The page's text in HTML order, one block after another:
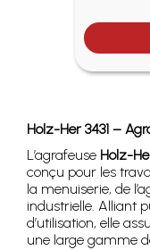
Holz-Her 3431 –
L’agrafeuse Holz-
conçu pour les
la menuiserie, de
industrielle. Alliant
d’utilisation, elle
une large gamme